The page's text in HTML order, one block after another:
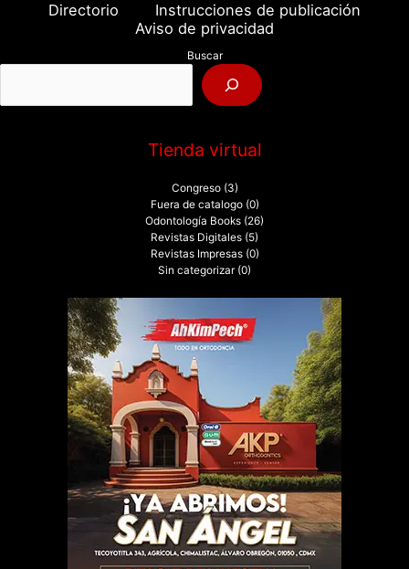
o
:
Directorio
Instrucciones de publicación
Aviso de privacidad
Buscar
Tienda virtual
Congreso (3)
Fuera de catalogo (0)
Odontología Books (26)
Revistas Digitales (5)
Revistas Impresas (0)
Sin categorizar (0)